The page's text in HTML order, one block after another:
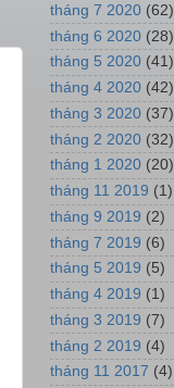
tháng 7 2020 (62)
tháng 6 2020 (28)
tháng 5 2020 (41)
tháng 4 2020 (42)
tháng 3 2020 (37)
tháng 2 2020 (32)
tháng 1 2020 (20)
tháng 11 2019 (1)
tháng 9 2019 (2)
tháng 7 2019 (6)
tháng 5 2019 (5)
tháng 4 2019 (1)
tháng 3 2019 (7)
tháng 2 2019 (4)
tháng 11 2017 (4)